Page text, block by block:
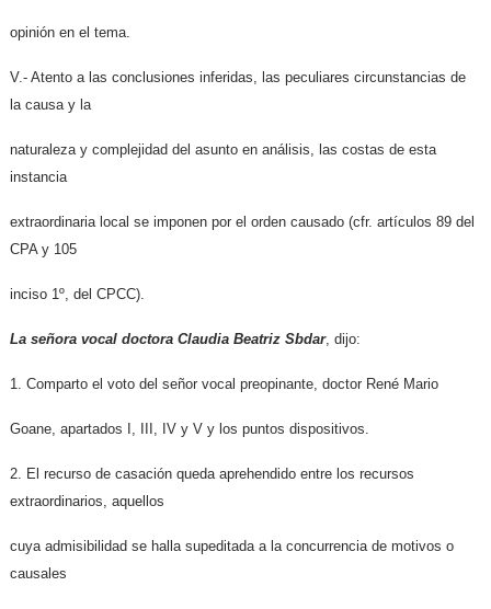
opinión en el tema.
V.- Atento a las conclusiones inferidas, las peculiares circunstancias de
la causa y la
naturaleza y complejidad del asunto en análisis, las costas de esta
instancia
extraordinaria local se imponen por el orden causado (cfr. artículos 89 del
CPA y 105
inciso 1º, del CPCC).
La señora vocal doctora Claudia Beatriz Sbdar, dijo:
1. Comparto el voto del señor vocal preopinante, doctor René Mario
Goane, apartados I, III, IV y V y los puntos dispositivos.
2. El recurso de casación queda aprehendido entre los recursos
extraordinarios, aquellos
cuya admisibilidad se halla supeditada a la concurrencia de motivos o
causales